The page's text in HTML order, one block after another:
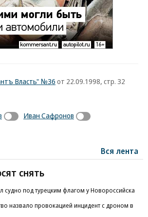
Власть" №36 от 22.09.1998, стр. 32
Иван Сафронов
Вся лента
снять
судно под турецким флагом у Новороссийска
назвало провокацией инцидент с дроном в